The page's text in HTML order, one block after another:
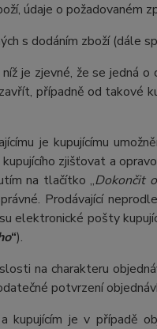
údaje o požadovaném
s dodáním zboží (dále
je zjevné, že se jedná
případně od
je kupujícímu
zjišťovat a
na tlačítko „Dokončit
Prodávající
elektronické pošty
“).
na charakteru
potvrzení
kupujícím je v případě